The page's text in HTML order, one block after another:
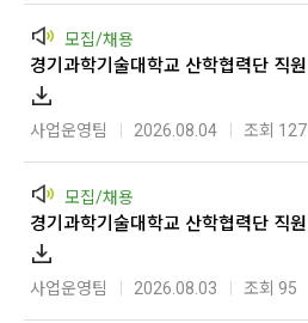
모집/채용
사업운영팀 2026.08.04 조회 127
모집/채용
사업운영팀 2026.08.03 조회 95